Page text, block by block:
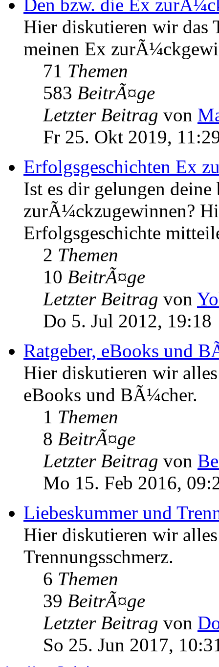
Den bzw. die Ex
Hier diskutieren wir das
meinen Ex
71 Themen
583 BeitrÃ¤ge
Letzter Beitrag von
Fr 25. Okt 2019,
Erfolgsgeschichten Ex
Ist es dir gelungen
zurÃ¼ckzugewinnen?
Erfolgsgeschichte
2 Themen
10 BeitrÃ¤ge
Letzter Beitrag von
Do 5. Jul 2012, 19:18
Ratgeber, eBooks und
Hier diskutieren wir
eBooks und BÃ¼cher.
1 Themen
8 BeitrÃ¤ge
Letzter Beitrag von
Mo 15. Feb 2016,
Liebeskummer und
Hier diskutieren wir
Trennungsschmerz.
6 Themen
39 BeitrÃ¤ge
Letzter Beitrag von
So 25. Jun 2017,